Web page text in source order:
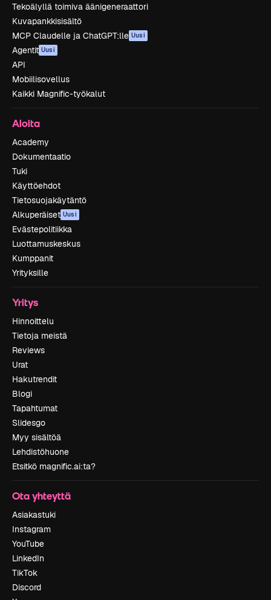
Tekoälyllä toimiva äänigeneraattori
Kuvapankkisisältö
MCP Claudelle ja ChatGPT:lle Uusi
Agentit Uusi
API
Mobiilisovellus
Kaikki Magnific-työkalut
Aloita
Academy
Dokumentaatio
Tuki
Käyttöehdot
Tietosuojakäytäntö
Alkuperäiset Uusi
Evästepolitiikka
Luottamuskeskus
Kumppanit
Yrityksille
Yritys
Hinnoittelu
Tietoja meistä
Reviews
Urat
Hakutrendit
Blogi
Tapahtumat
Slidesgo
Myy sisältöä
Lehdistöhuone
Etsitkö magnific.ai:ta?
Ota yhteyttä
Asiakastuki
Instagram
YouTube
LinkedIn
TikTok
Discord